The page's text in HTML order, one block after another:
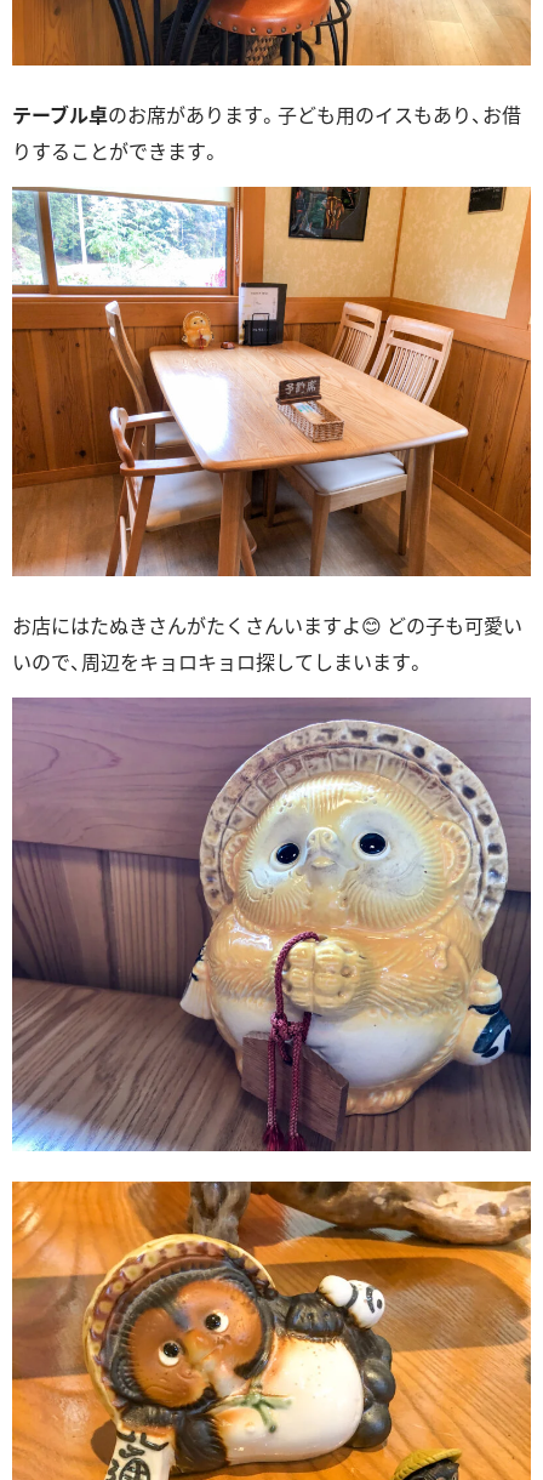
テーブル卓のお席があります。子ども用のイスもあり、お借
りすることができます。
お店にはたぬきさんがたくさんいますよ😊 どの子も可愛い
いので、周辺をキョロキョロ探してしまいます。